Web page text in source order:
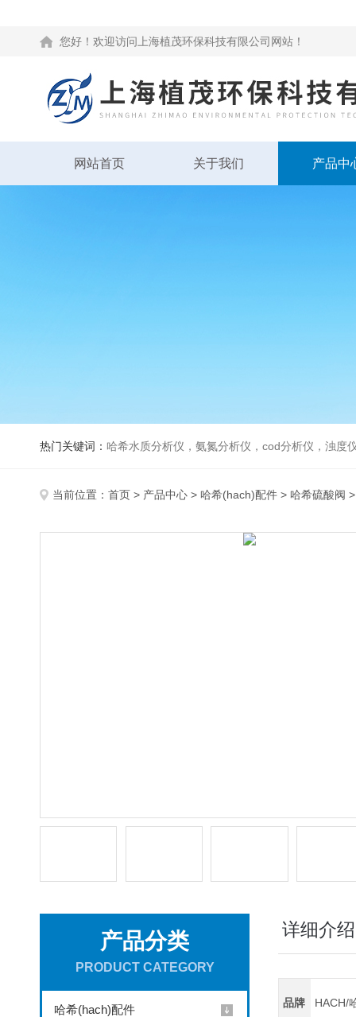
您好！欢迎访问上海植茂环保科技有限公司网站！
网站首页 关于我们 产品中
热门关键词： 哈希水质分析仪，氨氮分析仪，cod分析仪，浊度
当前位置： 首页 > 产品中心 > 哈希(hach)配件 > 哈希硫酸阀
产品分类
PRODUCT CATEGORY
哈希(hach)配件
详细介绍
品牌 HACH/